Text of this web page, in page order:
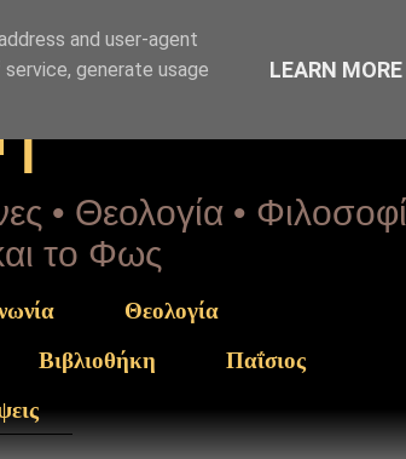
• Θεολογία •
το Φως
Θεολογία
Βιβλιοθήκη
Παΐσιος
and user-agent
generate usage
LEARN MORE